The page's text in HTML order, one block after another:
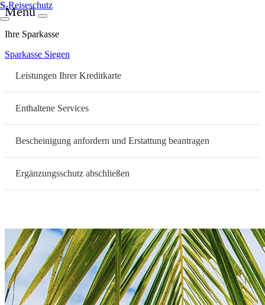
S-Reiseschutz
Menü
Ihre Sparkasse
Sparkasse Siegen
Leistungen Ihrer Kreditkarte
Enthaltene Services
Bescheinigung anfordern und Erstattung beantragen
Ergänzungsschutz abschließen